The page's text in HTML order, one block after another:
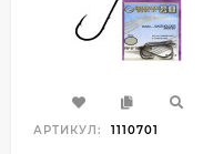
АРТИКУЛ: 1110701